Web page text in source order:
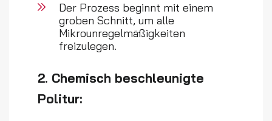
Der Prozess beginnt mit einem
groben Schnitt, um alle
Mikrounregelmäßigkeiten
freizulegen.
2. Chemisch beschleunigte
Politur: